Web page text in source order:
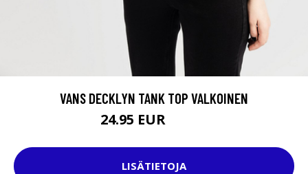
VANS DECKLYN TANK TOP VALKOINEN
24.95 EUR
LISÄTIETOJA